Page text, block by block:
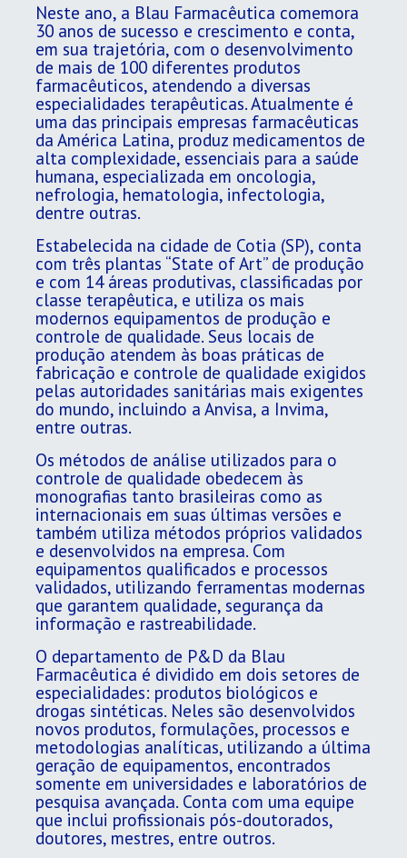
Neste ano, a Blau Farmacêutica comemora
30 anos de sucesso e crescimento e conta,
em sua trajetória, com o desenvolvimento
de mais de 100 diferentes produtos
farmacêuticos, atendendo a diversas
especialidades terapêuticas. Atualmente é
uma das principais empresas farmacêuticas
da América Latina, produz medicamentos de
alta complexidade, essenciais para a saúde
humana, especializada em oncologia,
nefrologia, hematologia, infectologia,
dentre outras.
Estabelecida na cidade de Cotia (SP), conta
com três plantas “State of Art” de produção
e com 14 áreas produtivas, classificadas por
classe terapêutica, e utiliza os mais
modernos equipamentos de produção e
controle de qualidade. Seus locais de
produção atendem às boas práticas de
fabricação e controle de qualidade exigidos
pelas autoridades sanitárias mais exigentes
do mundo, incluindo a Anvisa, a Invima,
entre outras.
Os métodos de análise utilizados para o
controle de qualidade obedecem às
monografias tanto brasileiras como as
internacionais em suas últimas versões e
também utiliza métodos próprios validados
e desenvolvidos na empresa. Com
equipamentos qualificados e processos
validados, utilizando ferramentas modernas
que garantem qualidade, segurança da
informação e rastreabilidade.
O departamento de P&D da Blau
Farmacêutica é dividido em dois setores de
especialidades: produtos biológicos e
drogas sintéticas. Neles são desenvolvidos
novos produtos, formulações, processos e
metodologias analíticas, utilizando a última
geração de equipamentos, encontrados
somente em universidades e laboratórios de
pesquisa avançada. Conta com uma equipe
que inclui profissionais pós-doutorados,
doutores, mestres, entre outros.